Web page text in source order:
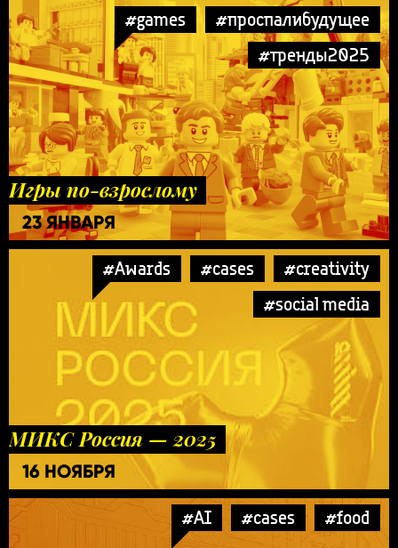
#games
#проспалибудущее
#тренды2025
Игры по-взрослому
23 ЯНВАРЯ
#Awards #cases
#creativity
#social media
МИКС Россия — 2025
16 НОЯБРЯ
#AI #cases #food